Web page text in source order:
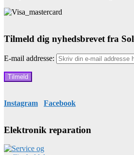
Tilmeld dig nyhedsbrevet fra
E-mail addresse:
Instagram Facebook
Elektronik reparation